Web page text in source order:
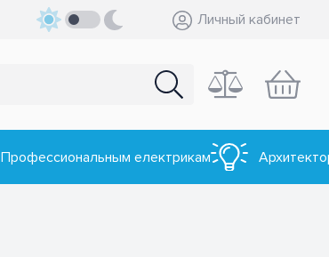
Личный кабинет
Профессиональным електрикам